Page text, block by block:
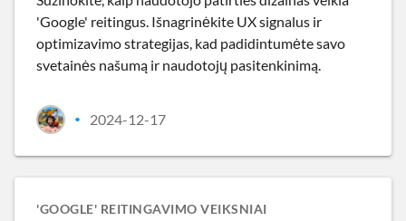
'Google' reitingus. Išnagrinėkite UX signalus ir
optimizavimo strategijas, kad padidintumėte savo
svetainės našumą ir naudotojų pasitenkinimą.
• 2024-12-17
'GOOGLE' REITINGAVIMO VEIKSNIAI